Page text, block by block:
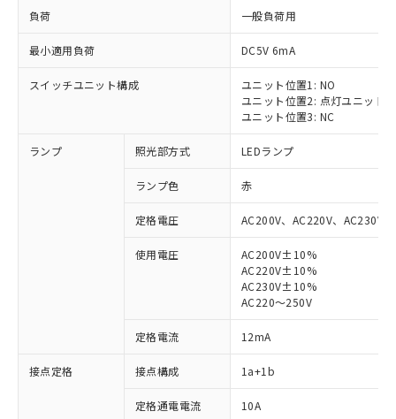
負荷 一般負荷用
最小適用負荷 DC5V 6mA
スイッチユニット構成
ユニット位置1: NO
ユニット位置2: 点灯ユニット
ユニット位置3: NC
ランプ 照光部方式 LEDランプ
ランプ色 赤
定格電圧 AC200V、AC220V、AC230V
使用電圧
AC200V±10%
AC220V±10%
AC230V±10%
AC220～250V
定格電流 12mA
接点定格 接点構成 1a+1b
定格通電電流 10A
※1 対応状況
対応済み：EU RoHS指令（10物質）の